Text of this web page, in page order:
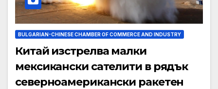
BULGARIAN-CHINESE CHAMBER OF COMMERCE AND INDUSTRY
Китай изстрелва малки
мексикански сателити в рядък
северноамерикански ракетен